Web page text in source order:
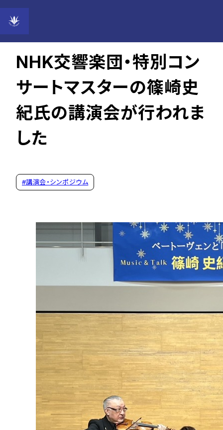
2024年12月13日
NHK交響楽団・特別コン
サートマスターの篠崎史
紀氏の講演会が行われま
した
#講演会・シンポジウム